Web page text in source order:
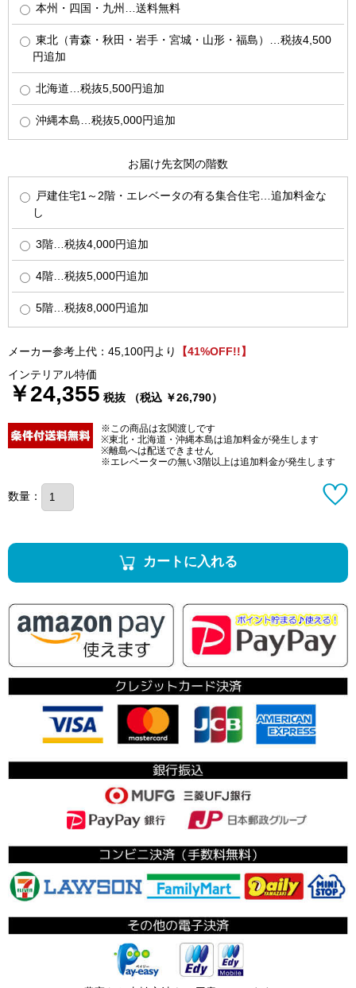
本州・四国・九州…送料無料
東北（青森・秋田・岩手・宮城・山形・福島）…税抜4,500
円追加
北海道…税抜5,500円追加
沖縄本島…税抜5,000円追加
お届け先玄関の階数
戸建住宅1～2階・エレベータの有る集合住宅…追加料金な
し
3階…税抜4,000円追加
4階…税抜5,000円追加
5階…税抜8,000円追加
メーカー参考上代：45,100円より
【41%OFF!!】
インテリアル特価
￥24,355 税抜 （税込 ￥26,790）
※この商品は玄関渡しです
※東北・北海道・沖縄本島は追加料金が発生します
※離島へは配送できません
※エレベーターの無い3階以上は追加料金が発生します
数量：
カートに入れる